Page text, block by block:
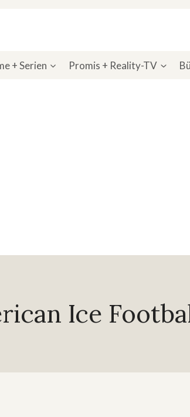
+ Serien Promis + Reality-TV
Ice